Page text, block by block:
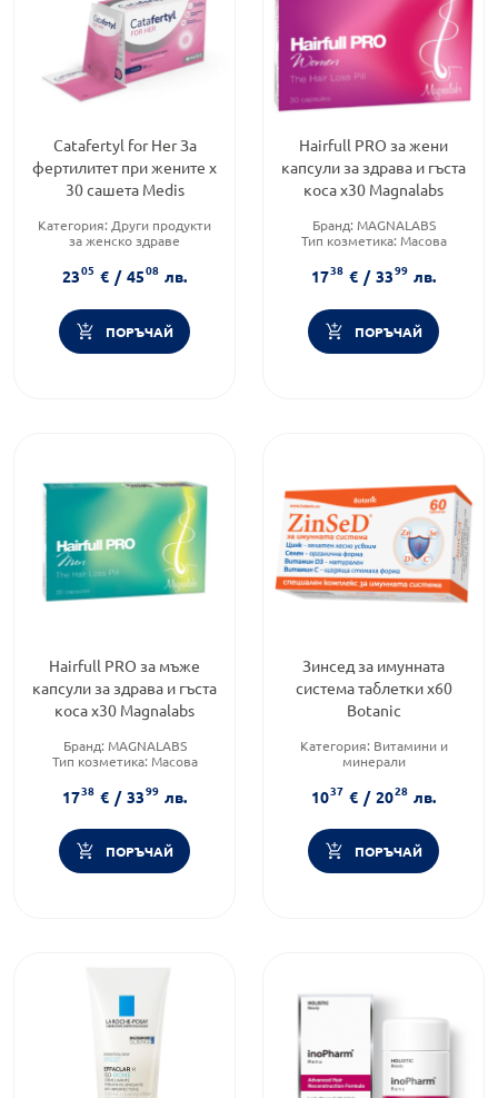
Catafertyl for Her За
фертилитет при жените х
30 сашета Medis
Категория: Други продукти
за женско здраве
Форма на продукта:саше
2305 € / 4508 лв.
ПОРЪЧАЙ
Hairfull PRO за жени
капсули за здрава и гъста
коса х30 Magnalabs
Бранд: MAGNALABS
Тип козметика: Масова
Тип продукт:Хранителни
добавки
1738 € / 3399 лв.
ПОРЪЧАЙ
Hairfull PRO за мъже
капсули за здрава и гъста
коса х30 Magnalabs
Бранд: MAGNALABS
Тип козметика: Масова
Тип продукт:Хранителни
добавки
1738 € / 3399 лв.
ПОРЪЧАЙ
Зинсед за имунната
система таблетки х60
Botanic
Категория: Витамини и
минерали
възрастни/деца
Приложение:
орално
1037 € / 2028 лв.
ПОРЪЧАЙ